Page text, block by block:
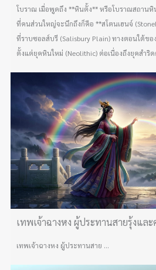
โบราณ เมื่อพูดถึง **หินตั้ง** หรือโบราณสถาน
ที่คนส่วนใหญ่จะนึกถึงก็คือ **สโตนเฮนจ์
ที่ราบซอลส์บรี (Salisbury Plain) ทางตอนใต้ข
ตั้งแต่ยุคหินใหม่ (Neolithic) ต่อเนื่องถึงยุคสำริ
เทพเจ้าฉางหง ผู้ประทานสายรุ้งแล
เทพเจ้าฉางหง ผู้ประทานสาย ...